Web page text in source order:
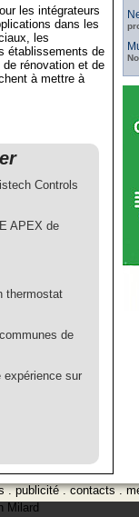
les intégrateurs
dans les
les
établissements de
rénovation et de
à mettre à
Controls
APEX de
thermostat
de
expérience sur
.publicité.contacts.
Milard